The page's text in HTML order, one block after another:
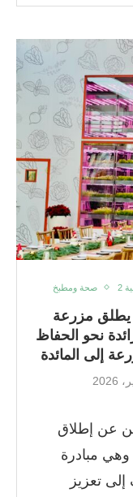
2 صحة ومطبخ
يطلق مزرعة
نحو الحفاظ
إلى المائدة
عن إطلاق
مبادرة
تعزيز